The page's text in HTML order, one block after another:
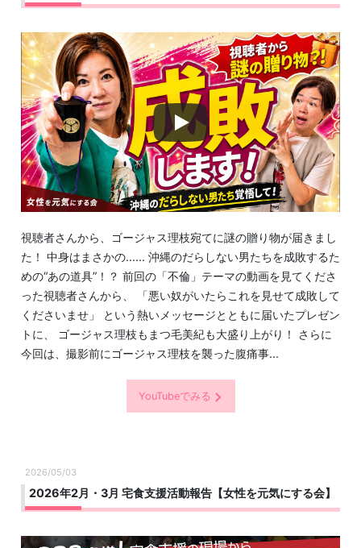
視聴者さんから、ゴージャス理枝宛てに謎の贈り物が届きまし
た！ 中身はまさかの…… 沖縄のだらしない男たちを成敗するた
めの“あの道具”！？ 前回の「不倫」テーマの動画を見てくださ
った視聴者さんから、 「悪い奴がいたらこれを見せて成敗して
くださいませ」 という熱いメッセージとともに届いたプレゼン
トに、 ゴージャス理枝もまつ毛美紀も大盛り上がり！ さらに
今回は、撮影前にゴージャス理枝を襲った腹痛事...
YouTubeでみる
2026/05/03
2026年2月・3月 宅食支援活動報告【女性を元気にする会】